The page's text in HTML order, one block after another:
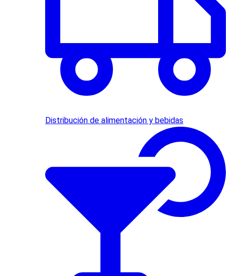
Distribución de alimentación y bebidas